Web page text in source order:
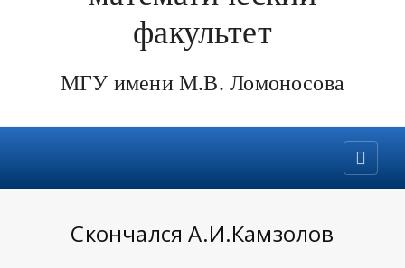
факультет
МГУ имени М.В. Ломоносова
Скончался А.И.Камзолов